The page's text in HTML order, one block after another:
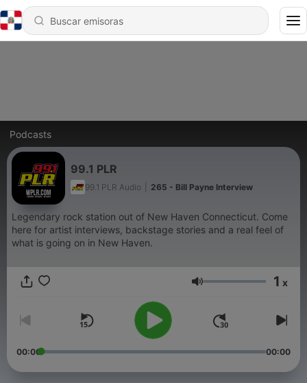
Podcasts
99.1 PLR
99.1 PLR Audio 265 - Bill Payne Interview
Legendary rock station out of New Haven Connecticut. Come
here for artist interviews, backstage stories and a real feel of
what is going on in New Haven.
Volumen 1 x
00:00 00:00